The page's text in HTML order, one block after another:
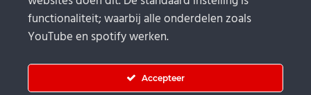
Bands & boeking: leon@baroeg.nl
Promotie & publiciteit: francis@baroeg.nl
functionaliteit; waarbij alle onderdelen zoals
YouTube en spotify werken.
Accepteer